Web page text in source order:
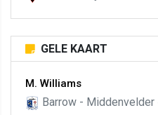
GELE KAART
M. Williams
Barrow - Middenvelder